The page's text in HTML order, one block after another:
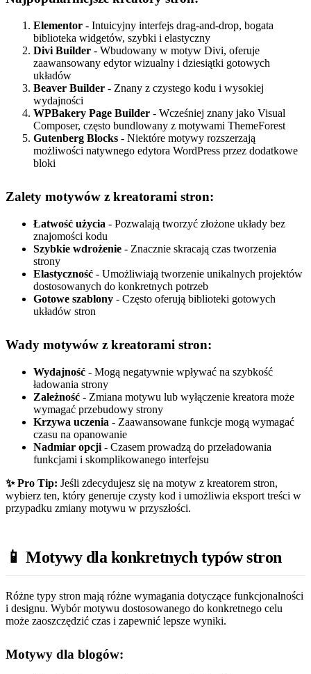
Elementor - Intuicyjny interfejs drag-and-drop, bogata
biblioteka widgetów, szybki i elastyczny
Divi Builder - Wbudowany w motyw Divi, oferuje
zaawansowany edytor wizualny i dziesiątki gotowych
układów
Beaver Builder - Znany z czystego kodu i wysokiej
wydajności
WPBakery Page Builder - Wcześniej znany jako Visual
Composer, często bundlowany z motywami ThemeForest
Gutenberg Blocks - Niektóre motywy rozszerzają
możliwości natywnego edytora WordPress przez dodatkowe
bloki
Zalety motywów z kreatorami stron:
Łatwość użycia - Pozwalają tworzyć złożone układy bez
znajomości kodu
Szybkie wdrożenie - Znacznie skracają czas tworzenia
strony
Elastyczność - Umożliwiają tworzenie unikalnych projektów
dostosowanych do konkretnych potrzeb
Gotowe szablony - Często oferują biblioteki gotowych
układów stron
Wady motywów z kreatorami stron:
Wydajność - Mogą negatywnie wpływać na szybkość
ładowania strony
Zależność - Zmiana motywu lub wyłączenie kreatora może
wymagać przebudowy strony
Krzywa uczenia - Zaawansowane funkcje mogą wymagać
czasu na opanowanie
Nadmiar opcji - Czasem prowadzą do przeładowania
funkcjami i skomplikowanego interfejsu
✨ Pro Tip: Jeśli zdecydujesz się na motyw z kreatorem stron,
wybierz ten, który generuje czysty kod i umożliwia eksport treści w
przypadku zmiany motywu w przyszłości.
📱 Motywy dla konkretnych typów stron
Różne typy stron mają różne wymagania dotyczące funkcjonalności
i designu. Wybór motywu dostosowanego do konkretnego celu
może zaoszczędzić czas i zapewnić lepsze wyniki.
Motywy dla blogów: